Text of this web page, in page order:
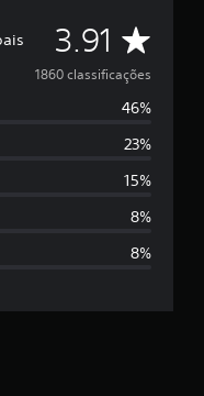
3.91 C
l
a
s
i
1860 classificações
46%
23%
15%
8%
8%